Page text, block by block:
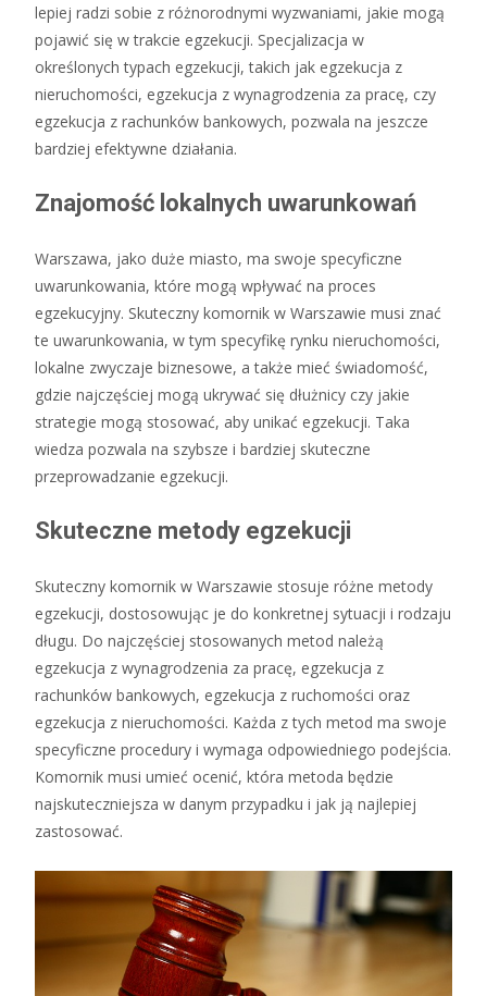
lepiej radzi sobie z różnorodnymi wyzwaniami, jakie mogą
pojawić się w trakcie egzekucji. Specjalizacja w
określonych typach egzekucji, takich jak egzekucja z
nieruchomości, egzekucja z wynagrodzenia za pracę, czy
egzekucja z rachunków bankowych, pozwala na jeszcze
bardziej efektywne działania.
Znajomość lokalnych uwarunkowań
Warszawa, jako duże miasto, ma swoje specyficzne
uwarunkowania, które mogą wpływać na proces
egzekucyjny. Skuteczny komornik w Warszawie musi znać
te uwarunkowania, w tym specyfikę rynku nieruchomości,
lokalne zwyczaje biznesowe, a także mieć świadomość,
gdzie najczęściej mogą ukrywać się dłużnicy czy jakie
strategie mogą stosować, aby unikać egzekucji. Taka
wiedza pozwala na szybsze i bardziej skuteczne
przeprowadzanie egzekucji.
Skuteczne metody egzekucji
Skuteczny komornik w Warszawie stosuje różne metody
egzekucji, dostosowując je do konkretnej sytuacji i rodzaju
długu. Do najczęściej stosowanych metod należą
egzekucja z wynagrodzenia za pracę, egzekucja z
rachunków bankowych, egzekucja z ruchomości oraz
egzekucja z nieruchomości. Każda z tych metod ma swoje
specyficzne procedury i wymaga odpowiedniego podejścia.
Komornik musi umieć ocenić, która metoda będzie
najskuteczniejsza w danym przypadku i jak ją najlepiej
zastosować.